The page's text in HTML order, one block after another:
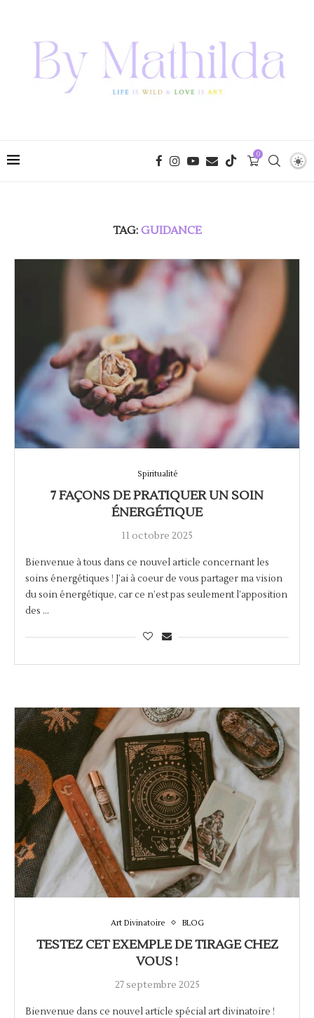
0
TAG: GUIDANCE
Spiritualité
7 FAÇONS DE PRATIQUER UN SOIN
ÉNERGÉTIQUE
11 octobre 2025
Bienvenue à tous dans ce nouvel article concernant les
soins énergétiques ! J’ai à coeur de vous partager ma vision
du soin énergétique, car ce n’est pas seulement l’apposition
des …
Art Divinatoire BLOG
TESTEZ CET EXEMPLE DE TIRAGE CHEZ
VOUS !
27 septembre 2025
Bienvenue dans ce nouvel article spécial art divinatoire !